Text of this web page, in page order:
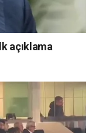
açıklama